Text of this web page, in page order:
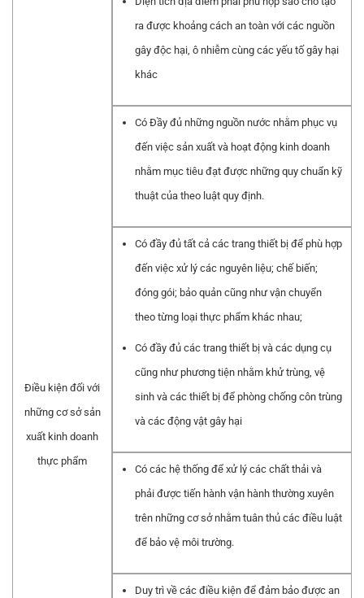
Điều kiện đối với
những cơ sở sản
xuất kinh doanh
thực phẩm
ra được khoảng cách an toàn với các nguồn
gây độc hại, ô nhiễm cùng các yếu tố gây hại
khác
Có Đầy đủ những nguồn nước nhằm phục vụ
đến việc sản xuất và hoạt động kinh doanh
nhằm mục tiêu đạt được những quy chuẩn kỹ
thuật của theo luật quy định.
Có đầy đủ tất cả các trang thiết bị để phù hợp
đến việc xử lý các nguyên liệu; chế biến;
đóng gói; bảo quản cũng như vận chuyển
theo từng loại thực phẩm khác nhau;
Có đầy đủ các trang thiết bị và các dụng cụ
cũng như phương tiện nhằm khử trùng, vệ
sinh và các thiết bị để phòng chống côn trùng
và các động vật gây hại
Có các hệ thống để xử lý các chất thải và
phải được tiến hành vận hành thường xuyên
trên những cơ sở nhằm tuân thủ các điều luật
để bảo vệ môi trường.
Duy trì về các điều kiện để đảm bảo được an